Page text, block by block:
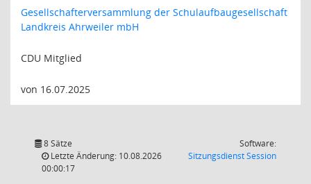
Gesellschafterversammlung der Schulaufbaugesellschaft
Landkreis Ahrweiler mbH
CDU Mitglied
von 16.07.2025
8 Sätze
Letzte Änderung: 10.08.2026
00:00:17
Software:
SitzungsdienstSession(Wird in